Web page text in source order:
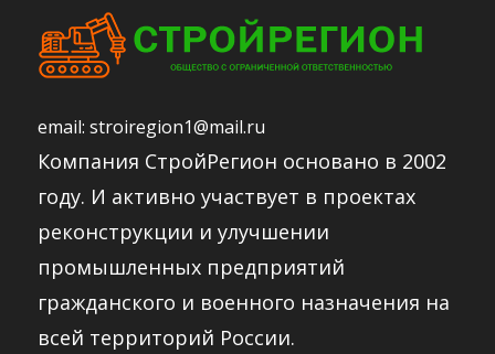
email: stroiregion1@mail.ru
Компания СтройРегион основано в 2002
году. И активно участвует в проектах
реконструкции и улучшении
промышленных предприятий
гражданского и военного назначения на
всей территорий России.​